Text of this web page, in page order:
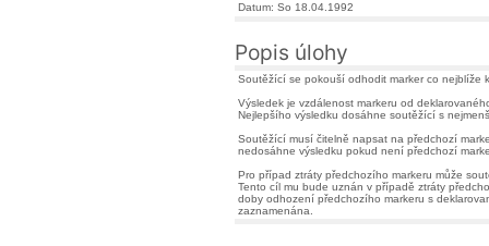
Datum: So 18.04.1992
Popis úlohy
Soutěžící se pokouší odhodit marker co nejblíže
Výsledek je vzdálenost markeru od
Nejlepšího výsledku dosáhne soutěžící s
Soutěžící musí čitelně napsat na předchozí
nedosáhne výsledku pokud není předchozí
Pro případ ztráty předchozího markeru může
Tento cíl mu bude uznán v případě ztráty
doby odhození předchozího markeru s
zaznamenána.